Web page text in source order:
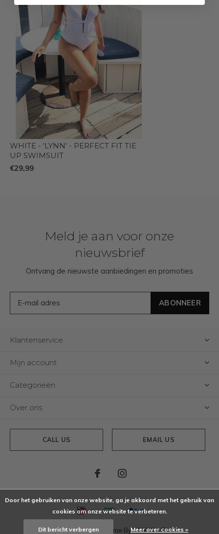
WHITE - 'LYNN' - PERFECT FIT TIE
UP SWIMSUIT
€29,99
Meld je aan voor onze
nieuwsbrief
Ontvang de nieuwste aanbiedingen en promoties
ABONNEER
Klantenservice
Mijn account
Categorieën
Over ons
CALL US EMAIL US
© Copyright2026- Theme ByDMWSx Plus+
Door het gebruiken van onze website, ga je akkoord met het gebruik van
cookies om onze website te verbeteren.
Dit bericht verbergen Meer over cookies »